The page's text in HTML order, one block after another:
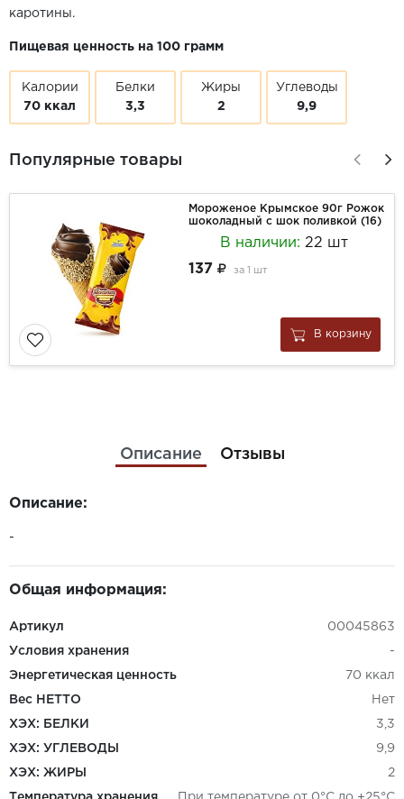
каротины.
Пищевая ценность на 100 грамм
Калории
70 ккал
Белки
3,3
Жиры
2
Углеводы
9,9
Популярные товары
Мороженое Крымское 90г Рожок
шоколадный с шок поливкой (16)
В наличии:22 шт
137
за 1 шт
В корзину
Описание Отзывы
Описание:
-
Общая информация:
Артикул 00045863
Условия хранения -
Энергетическая ценность 70 ккал
Вес НЕТТО Нет
ХЭХ: БЕЛКИ 3,3
ХЭХ: УГЛЕВОДЫ 9,9
ХЭХ: ЖИРЫ 2